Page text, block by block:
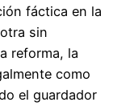
fáctica en la
sin
reforma, la
como
el guardador